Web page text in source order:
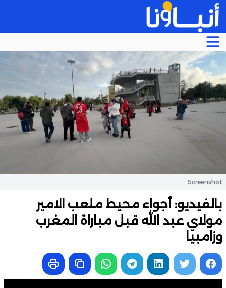
بالفيديو: أجواء محيط ملعب الامير
مولاي عبد الله قبل مباراة المغرب
وزامبيا
Screenshot